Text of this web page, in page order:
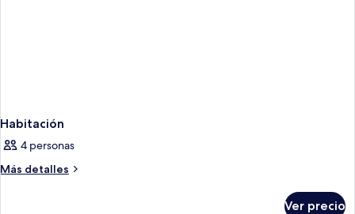
Habitación
4 personas
Más detalles
Más
Ver precio